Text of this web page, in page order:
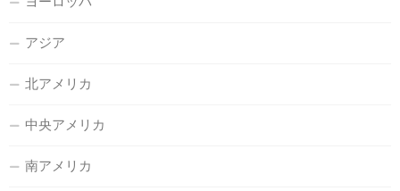
アジア
北アメリカ
中央アメリカ
南アメリカ